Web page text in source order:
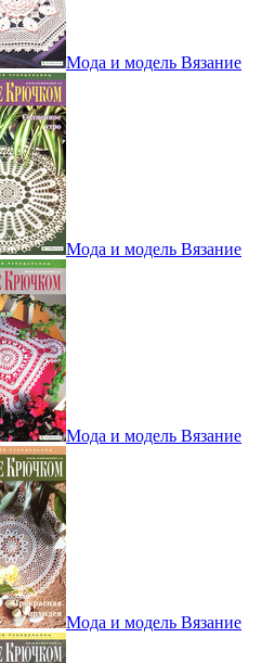
Мода и модель Вязание
Мода и модель Вязание
Мода и модель Вязание
Мода и модель Вязание